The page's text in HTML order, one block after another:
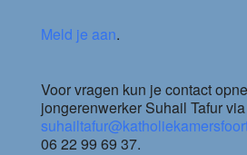
Meld je aan.
Voor vragen kun je contact
jongerenwerker Suhail Tafur
06 22 99 69 37.